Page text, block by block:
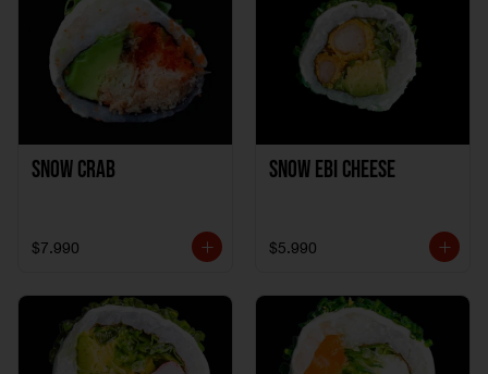
Snow Crab
$7.990
Snow Ebi Cheese
$5.990